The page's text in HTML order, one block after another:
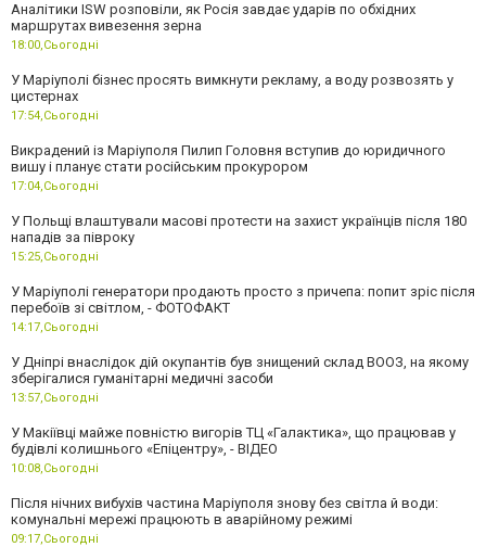
Аналітики ISW розповіли, як Росія завдає ударів по обхідних
маршрутах вивезення зерна
18:00,Сьогодні
У Маріуполі бізнес просять вимкнути рекламу, а воду розвозять у
цистернах
17:54,Сьогодні
Викрадений із Маріуполя Пилип Головня вступив до юридичного
вишу і планує стати російським прокурором
17:04,Сьогодні
У Польщі влаштували масові протести на захист українців після 180
нападів за півроку
15:25,Сьогодні
У Маріуполі генератори продають просто з причепа: попит зріс після
перебоїв зі світлом, - ФОТОФАКТ
14:17,Сьогодні
У Дніпрі внаслідок дій окупантів був знищений склад ВООЗ, на якому
зберігалися гуманітарні медичні засоби
13:57,Сьогодні
У Макіївці майже повністю вигорів ТЦ «Галактика», що працював у
будівлі колишнього «Епіцентру», - ВІДЕО
10:08,Сьогодні
Після нічних вибухів частина Маріуполя знову без світла й води:
комунальні мережі працюють в аварійному режимі
09:17,Сьогодні